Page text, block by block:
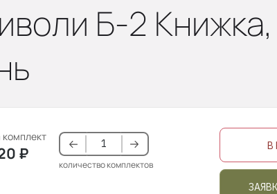
Б-2
комплект
₽
количество комплектов
В